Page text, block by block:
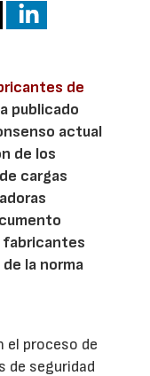
de
publicado
actual
de los
cargas
fabricantes
la norma
el proceso de
de seguridad